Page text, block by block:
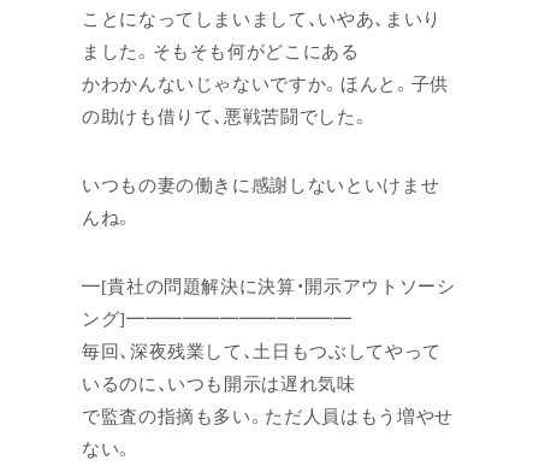
ことになってしまいまして、いやあ、まいり
ました。そもそも何がどこにある
かわかんないじゃないですか。ほんと。子供
の助けも借りて、悪戦苦闘でした。
いつもの妻の働きに感謝しないといけませ
んね。
━[貴社の問題解決に決算・開示アウトソーシ
ング]━━━━━━━━━━━━
毎回、深夜残業して、土日もつぶしてやって
いるのに、いつも開示は遅れ気味
で監査の指摘も多い。ただ人員はもう増やせ
ない。